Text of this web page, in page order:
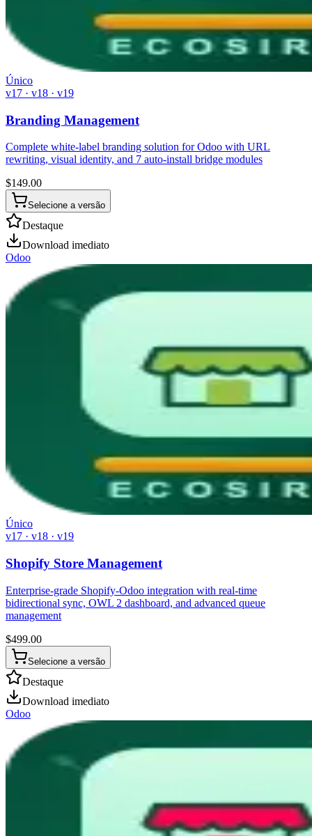
Único
v17 · v18 · v19
Branding Management
Complete white-label branding solution for Odoo with URL
rewriting, visual identity, and 7 auto-install bridge modules
$149.00
Selecione a versão
Destaque
Download imediato
Odoo
Único
v17 · v18 · v19
Shopify Store Management
Enterprise-grade Shopify-Odoo integration with real-time
bidirectional sync, OWL 2 dashboard, and advanced queue
management
$499.00
Selecione a versão
Destaque
Download imediato
Odoo